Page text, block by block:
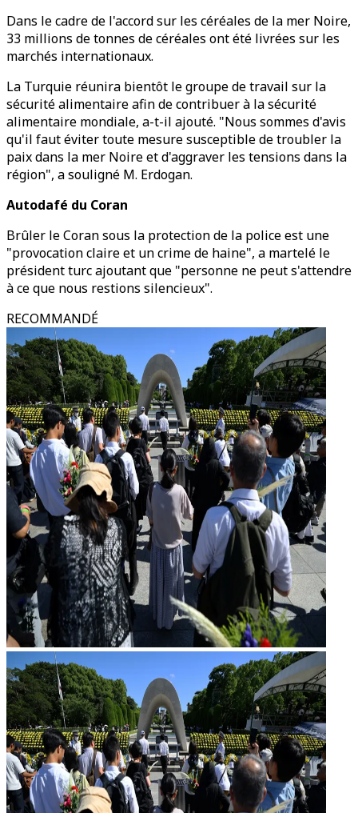
Dans le cadre de l'accord sur les céréales de la mer Noire,
33 millions de tonnes de céréales ont été livrées sur les
marchés internationaux.
La Turquie réunira bientôt le groupe de travail sur la
sécurité alimentaire afin de contribuer à la sécurité
alimentaire mondiale, a-t-il ajouté. "Nous sommes d'avis
qu'il faut éviter toute mesure susceptible de troubler la
paix dans la mer Noire et d'aggraver les tensions dans la
région", a souligné M. Erdogan.
Autodafé du Coran
Brûler le Coran sous la protection de la police est une
"provocation claire et un crime de haine", a martelé le
président turc ajoutant que "personne ne peut s'attendre
à ce que nous restions silencieux".
RECOMMANDÉ